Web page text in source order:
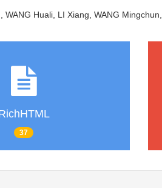
WANG Huali, LI Xiang, WANG
37